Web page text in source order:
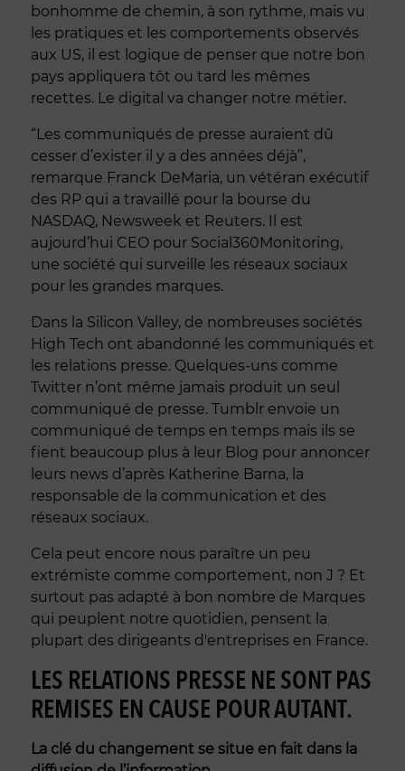
bonhomme de chemin, à son rythme, mais vu
les pratiques et les comportements observés
aux US, il est logique de penser que notre bon
pays appliquera tôt ou tard les mêmes
recettes. Le digital va changer notre métier.
“Les communiqués de presse auraient dû
cesser d’exister il y a des années déjà”,
remarque Franck DeMaria, un vétéran exécutif
des RP qui a travaillé pour la bourse du
NASDAQ, Newsweek et Reuters. Il est
aujourd’hui CEO pour Social360Monitoring,
une société qui surveille les réseaux sociaux
pour les grandes marques.
Dans la Silicon Valley, de nombreuses sociétés
High Tech ont abandonné les communiqués et
les relations presse. Quelques-uns comme
Twitter n’ont même jamais produit un seul
communiqué de presse. Tumblr envoie un
communiqué de temps en temps mais ils se
fient beaucoup plus à leur Blog pour annoncer
leurs news d’après Katherine Barna, la
responsable de la communication et des
réseaux sociaux.
Cela peut encore nous paraître un peu
extrémiste comme comportement, non J ? Et
surtout pas adapté à bon nombre de Marques
qui peuplent notre quotidien, pensent la
plupart des dirigeants d'entreprises en France.
LES RELATIONS PRESSE NE SONT PAS
REMISES EN CAUSE POUR AUTANT.
La clé du changement se situe en fait dans la